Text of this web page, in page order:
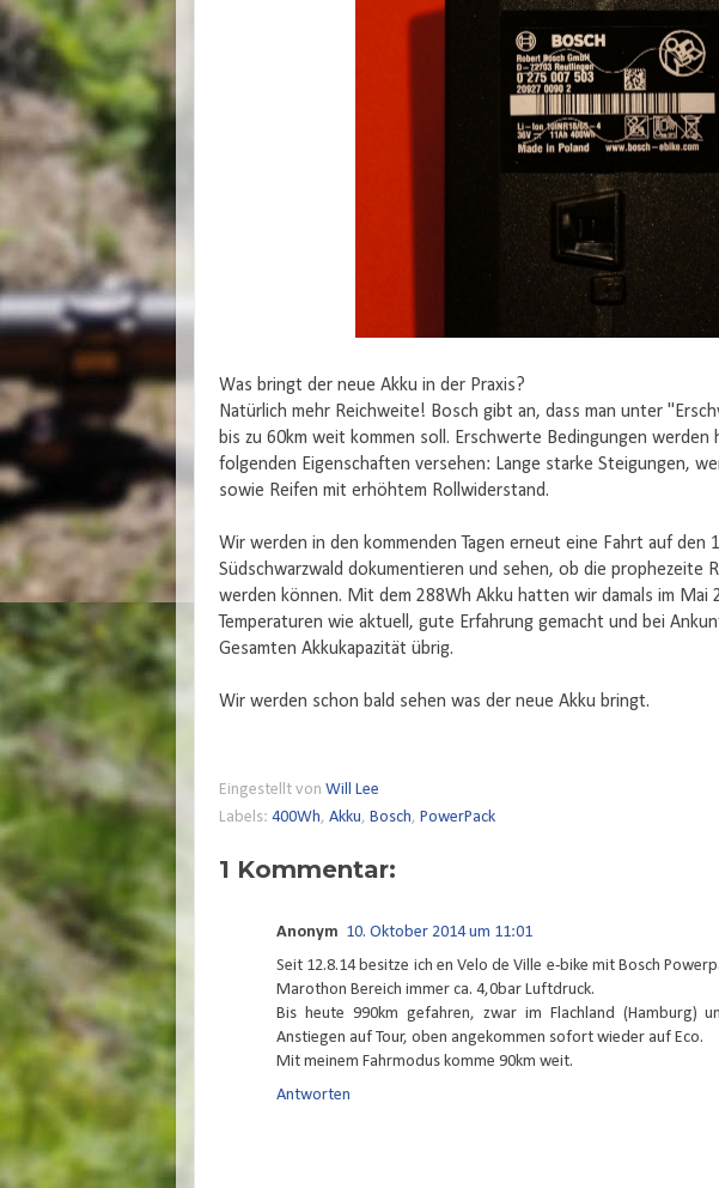
Was bringt der neue Akku in der Praxis?
Natürlich mehr Reichweite! Bosch gibt an, dass man unter
bis zu 60km weit kommen soll. Erschwerte Bedingungen werden
folgenden Eigenschaften versehen: Lange starke Steigungen,
sowie Reifen mit erhöhtem Rollwiderstand.
Wir werden in den kommenden Tagen erneut eine Fahrt auf den
Südschwarzwald dokumentieren und sehen, ob die prophezeite
werden können. Mit dem 288Wh Akku hatten wir damals im Mai
Temperaturen wie aktuell, gute Erfahrung gemacht und bei
Gesamten Akkukapazität übrig.
Wir werden schon bald sehen was der neue Akku bringt.
Eingestellt von Will Lee
Labels: 400Wh, Akku, Bosch, PowerPack
1 Kommentar:
Anonym 10. Oktober 2014 um 11:01
Seit 12.8.14 besitze ich en Velo de Ville e-bike mit Bosch
Marothon Bereich immer ca. 4,0bar Luftdruck.
Bis heute 990km gefahren, zwar im Flachland (Hamburg)
Anstiegen auf Tour, oben angekommen sofort wieder auf Eco.
Mit meinem Fahrmodus komme 90km weit.
Antworten